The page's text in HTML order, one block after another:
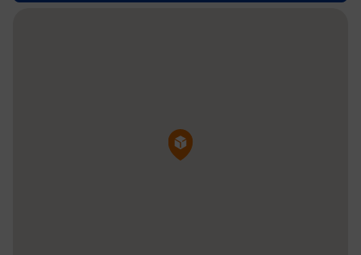
Pin de la carte